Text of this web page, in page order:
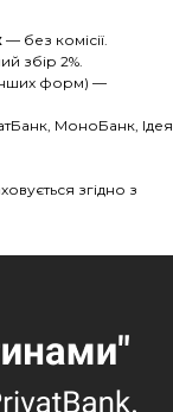
— без комісії.
збір 2%.
форм) —
МоноБанк, Ідея
згідно з